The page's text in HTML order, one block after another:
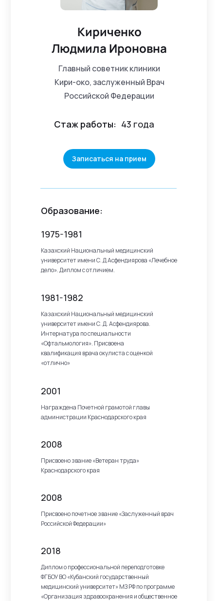
Кириченко
Людмила Ироновна
Главный советник клиники
Кири-око, заслуженный Врач
Российской Федерации
Записаться на прием
Образование:
Стаж работы: 43 года
1975-1981
Казахский Национальный медицинский
университет имени С. Д Асфендиярова «Лечебное
дело». Диплом с отличием.
1981-1982
Казахский Национальный медицинский
университет имени С. Д. Асфендиярова.
Интернатура по специальности
«Офтальмология». Присвоена
квалификация врача окулиста с оценкой
«отлично»
2001
Награждена Почетной грамотой главы
администрации Краснодарского края
2008
Присвоено звание «Ветеран труда»
Краснодарского края
2008
Присвоено почетное звание «Заслуженный врач
Российской Федерации»
2018
Диплом о профессиональной переподготовке
ФГБОУ ВО «Кубанский государственный
медицинский университет» МЗ РФ по программе
«Организация здравоохранения и общественное